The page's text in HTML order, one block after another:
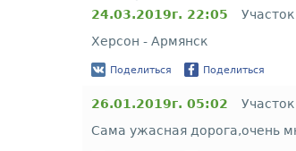
24.03.2019г. 22:05
Херсон - Армянск
Поделиться Поделиться
26.01.2019г. 05:02
Сама ужасная дорога,очень